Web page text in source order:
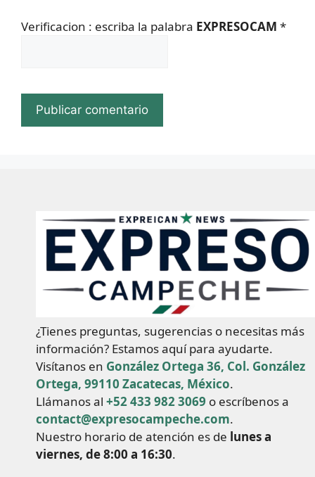
Verificacion : escriba la palabra EXPRESOCAM *
¿Tienes preguntas, sugerencias o necesitas más
información? Estamos aquí para ayudarte.
Visítanos en González Ortega 36, Col. González
Ortega, 99110 Zacatecas, México.
Llámanos al +52 433 982 3069 o escríbenos a
contact@expresocampeche.com.
Nuestro horario de atención es de lunes a
viernes, de 8:00 a 16:30.